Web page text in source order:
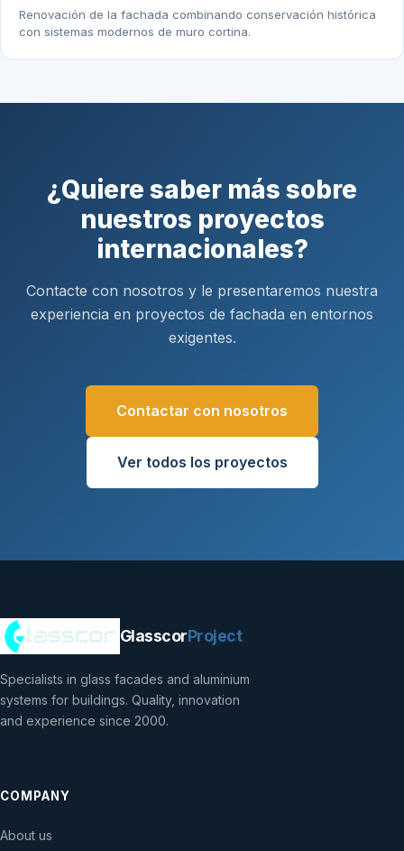
Renovación de la fachada combinando conservación histórica
con sistemas modernos de muro cortina.
¿Quiere saber más sobre
nuestros proyectos
internacionales?
Contacte con nosotros y le presentaremos nuestra
experiencia en proyectos de fachada en entornos
exigentes.
Contactar con nosotros
Ver todos los proyectos
GlasscorProject
Specialists in glass facades and aluminium
systems for buildings. Quality, innovation
and experience since 2000.
COMPANY
About us